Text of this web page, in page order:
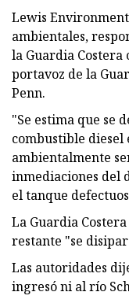
Lewis
ambientales,
la Guardia
portavoz de la
Penn.
"Se estima que se
combustible diesel
ambientalmente
inmediaciones del
el tanque
La Guardia
restante "se
Las autoridades
ingresó ni al río